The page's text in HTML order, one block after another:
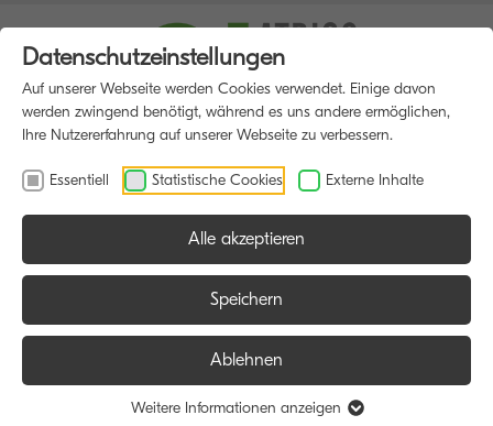
HOME MULTIFUNKTIONSDRUCKER
Alle
Funktion:
Alle
Datenschutzeinstellungen
Auf unserer Webseite werden Cookies verwendet. Einige davon
werden zwingend benötigt, während es uns andere ermöglichen,
Ihre Nutzererfahrung auf unserer Webseite zu verbessern.
Essentiell Statistische Cookies Externe Inhalte
Alle akzeptieren
Speichern
Ablehnen
Weitere Informationen anzeigen